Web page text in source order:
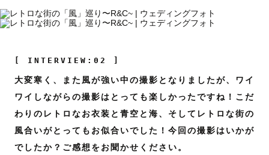
[ INTERVIEW:02 ]
大変寒く、また風が強い中の撮影となりましたが、ワイ
ワイしながらの撮影はとっても楽しかったですね！こだ
わりのレトロなお衣装と青空と海、そしてレトロな街の
風合いがとってもお似合いでした！今回の撮影はいかが
でしたか？ご感想をお聞かせください。